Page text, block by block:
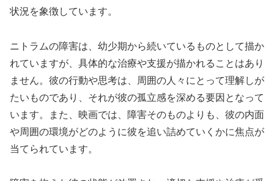
状況を象徴しています。
ニトラムの障害は、幼少期から続いているものとして描か
れていますが、具体的な治療や支援が描かれることはあり
ません。彼の行動や思考は、周囲の人々にとって理解しが
たいものであり、それが彼の孤立感を深める要因となって
います。また、映画では、障害そのものよりも、彼の内面
や周囲の環境がどのように彼を追い詰めていくかに焦点が
当てられています。